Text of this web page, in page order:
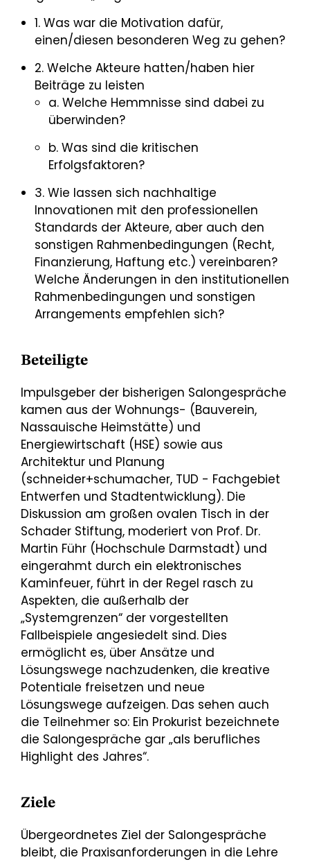
1. Was war die Motivation dafür,
einen/diesen besonderen Weg zu gehen?
2. Welche Akteure hatten/haben hier
Beiträge zu leisten
a. Welche Hemmnisse sind dabei zu
überwinden?
b. Was sind die kritischen
Erfolgsfaktoren?
3. Wie lassen sich nachhaltige
Innovationen mit den professionellen
Standards der Akteure, aber auch den
sonstigen Rahmenbedingungen (Recht,
Finanzierung, Haftung etc.) vereinbaren?
Welche Änderungen in den institutionellen
Rahmenbedingungen und sonstigen
Arrangements empfehlen sich?
Beteiligte
Impulsgeber der bisherigen Salongespräche
kamen aus der Wohnungs- (Bauverein,
Nassauische Heimstätte) und
Energiewirtschaft (HSE) sowie aus
Architektur und Planung
(schneider+schumacher, TUD - Fachgebiet
Entwerfen und Stadtentwicklung). Die
Diskussion am großen ovalen Tisch in der
Schader Stiftung, moderiert von Prof. Dr.
Martin Führ (Hochschule Darmstadt) und
eingerahmt durch ein elektronisches
Kaminfeuer, führt in der Regel rasch zu
Aspekten, die außerhalb der
„Systemgrenzen“ der vorgestellten
Fallbeispiele angesiedelt sind. Dies
ermöglicht es, über Ansätze und
Lösungswege nachzudenken, die kreative
Potentiale freisetzen und neue
Lösungswege aufzeigen. Das sehen auch
die Teilnehmer so: Ein Prokurist bezeichnete
die Salongespräche gar „als berufliches
Highlight des Jahres“.
Ziele
Übergeordnetes Ziel der Salongespräche
bleibt, die Praxisanforderungen in die Lehre